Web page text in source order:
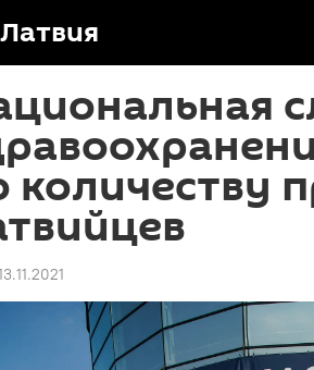
Латвия
количеству